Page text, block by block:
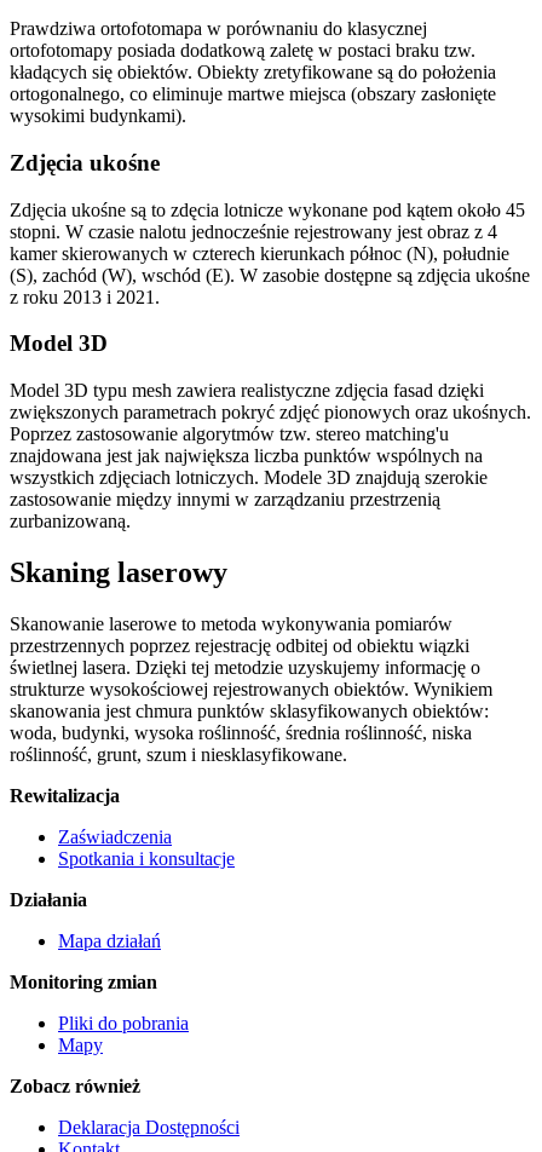
Prawdziwa ortofotomapa w porównaniu do klasycznej
ortofotomapy posiada dodatkową zaletę w postaci braku tzw.
kładących się obiektów. Obiekty zretyfikowane są do położenia
ortogonalnego, co eliminuje martwe miejsca (obszary zasłonięte
wysokimi budynkami).
Zdjęcia ukośne
Zdjęcia ukośne są to zdęcia lotnicze wykonane pod kątem około 45
stopni. W czasie nalotu jednocześnie rejestrowany jest obraz z 4
kamer skierowanych w czterech kierunkach północ (N), południe
(S), zachód (W), wschód (E). W zasobie dostępne są zdjęcia ukośne
z roku 2013 i 2021.
Model 3D
Model 3D typu mesh zawiera realistyczne zdjęcia fasad dzięki
zwiększonych parametrach pokryć zdjęć pionowych oraz ukośnych.
Poprzez zastosowanie algorytmów tzw. stereo matching'u
znajdowana jest jak największa liczba punktów wspólnych na
wszystkich zdjęciach lotniczych. Modele 3D znajdują szerokie
zastosowanie między innymi w zarządzaniu przestrzenią
zurbanizowaną.
Skaning laserowy
Skanowanie laserowe to metoda wykonywania pomiarów
przestrzennych poprzez rejestrację odbitej od obiektu wiązki
świetlnej lasera. Dzięki tej metodzie uzyskujemy informację o
strukturze wysokościowej rejestrowanych obiektów. Wynikiem
skanowania jest chmura punktów sklasyfikowanych obiektów:
woda, budynki, wysoka roślinność, średnia roślinność, niska
roślinność, grunt, szum i niesklasyfikowane.
Rewitalizacja
Zaświadczenia
Spotkania i konsultacje
Działania
Mapa działań
Monitoring zmian
Pliki do pobrania
Mapy
Zobacz również
Deklaracja Dostępności